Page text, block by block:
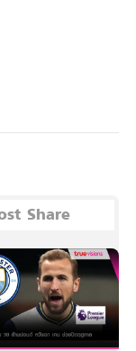
Share